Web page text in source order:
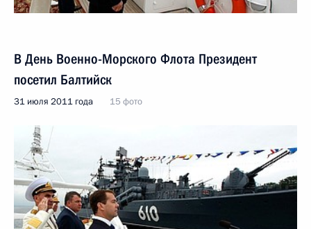
В День Военно-Морского Флота Президент
посетил Балтийск
31 июля 2011 года 15 фото